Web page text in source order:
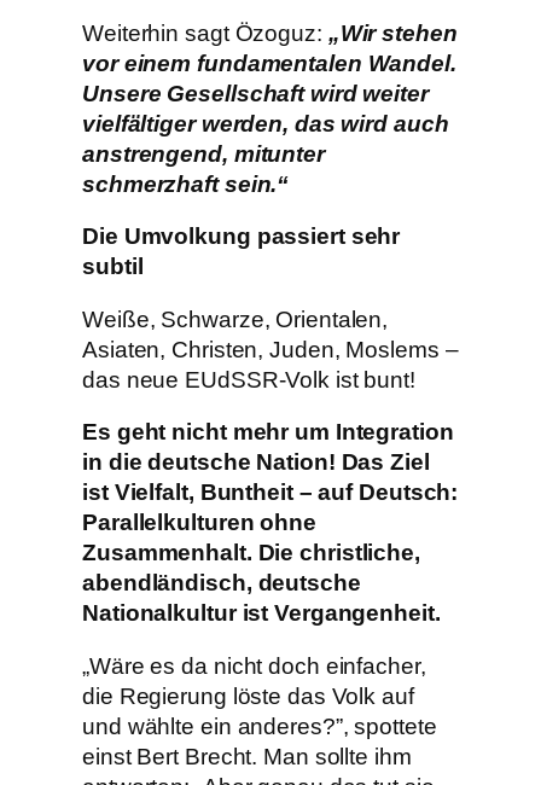
Weiterhin sagt Özoguz: „Wir stehen
vor einem fundamentalen Wandel.
Unsere Gesellschaft wird weiter
vielfältiger werden, das wird auch
anstrengend, mitunter
schmerzhaft sein.“
Die Umvolkung passiert sehr
subtil
Weiße, Schwarze, Orientalen,
Asiaten, Christen, Juden, Moslems –
das neue EUdSSR-Volk ist bunt!
Es geht nicht mehr um Integration
in die deutsche Nation! Das Ziel
ist Vielfalt, Buntheit – auf Deutsch:
Parallelkulturen ohne
Zusammenhalt. Die christliche,
abendländisch, deutsche
Nationalkultur ist Vergangenheit.
„Wäre es da nicht doch einfacher,
die Regierung löste das Volk auf
und wählte ein anderes?”, spottete
einst Bert Brecht. Man sollte ihm